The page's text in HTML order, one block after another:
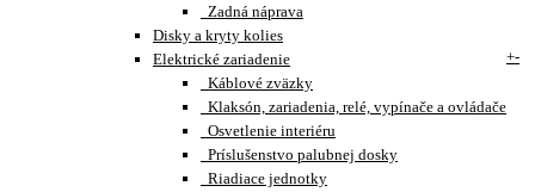
Zadná náprava
Disky a kryty kolies
Elektrické zariadenie
+-
Káblové zväzky
Klaksón, zariadenia, relé, vypínače a ovládače
Osvetlenie interiéru
Príslušenstvo palubnej dosky
Riadiace jednotky